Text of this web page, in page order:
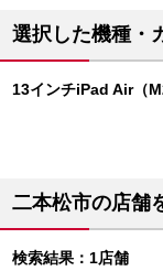
選択した機種・
13インチiPad Air（
二本松市の店舗
検索結果：1店舗